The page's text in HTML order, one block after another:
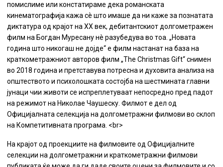
помислиме или констатираме дека романската
кинематографија кажа сè што имаше да ни каже за познатата
диктатура од крајот на XX век, дебитантскиот долгометражен
филм на Богдан Муресану нè разубедува во тоа. „Новата
година што никогаш не дојде“ е филм настанат на база на
краткометражниот авторов филм „The Christmas Gift“ снимен
во 2018 година и претставува потресна и духовита анализа на
општеството и психолошката состојба на шестмината главни
јунаци чии животи се испреплетуваат непосредно пред падот
на режимот на Николае Чаушеску. Филмот е дел од
Официјалната селекција на долгометражни филмови во склоп
на Компетитивната програма. <br>
На крајот од проекциите на филмовите од Официјалните
селекции на долгометражни и краткометражни филмови